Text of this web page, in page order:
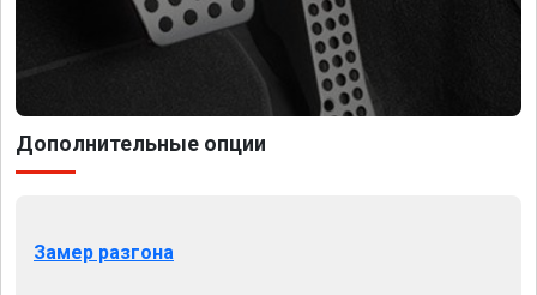
Дополнительные опции
Замер разгона